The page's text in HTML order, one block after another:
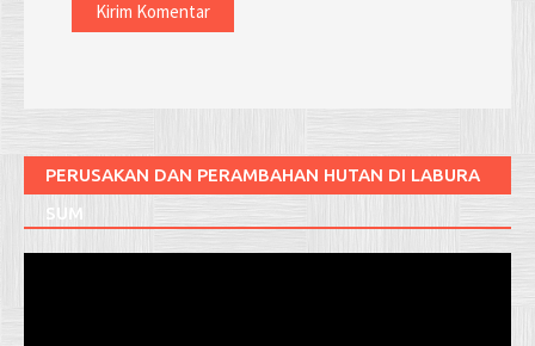
PERUSAKAN DAN PERAMBAHAN HUTAN DI LABURA
SUM